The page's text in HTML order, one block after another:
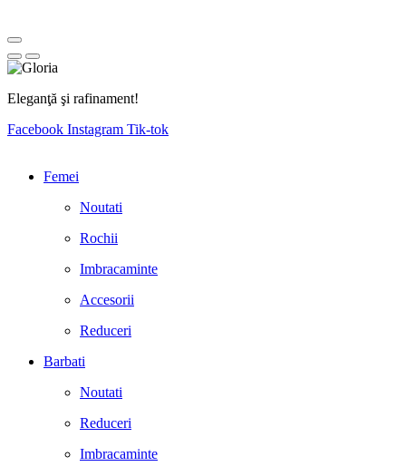
Eleganţă şi rafinament!
Facebook Instagram Tik-tok
Femei
Noutati
Rochii
Imbracaminte
Accesorii
Reduceri
Barbati
Noutati
Reduceri
Imbracaminte